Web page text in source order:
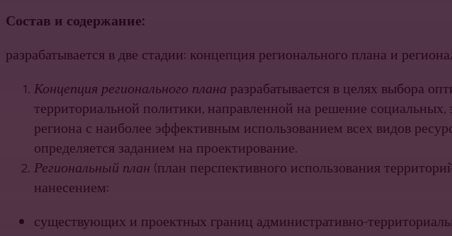
Состав и содержание:
разрабатывается в две стадии: концепция регионального плана и
Концепция регионального плана разрабатывает­ся в целях выбора
территориальной политики, направленной на ре­шение социальных,
региона с наиболее эффективным ис­пользованием всех видов
определяется заданием на проектирование.
Региональный план (план перспективного исполь­зования
нанесением:
существующих и проектных границ админист­ративно-